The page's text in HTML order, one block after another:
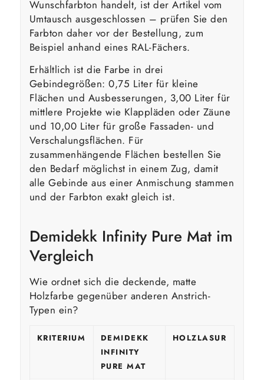
Wunschfarbton handelt, ist der Artikel vom
Umtausch ausgeschlossen – prüfen Sie den
Farbton daher vor der Bestellung, zum
Beispiel anhand eines RAL-Fächers.
Erhältlich ist die Farbe in drei
Gebindegrößen: 0,75 Liter für kleine
Flächen und Ausbesserungen, 3,00 Liter für
mittlere Projekte wie Klappläden oder Zäune
und 10,00 Liter für große Fassaden- und
Verschalungsflächen. Für
zusammenhängende Flächen bestellen Sie
den Bedarf möglichst in einem Zug, damit
alle Gebinde aus einer Anmischung stammen
und der Farbton exakt gleich ist.
Demidekk Infinity Pure Mat im
Vergleich
Wie ordnet sich die deckende, matte
Holzfarbe gegenüber anderen Anstrich-
Typen ein?
KRITERIUM
DEMIDEKK
INFINITY
PURE MAT
HOLZLASUR